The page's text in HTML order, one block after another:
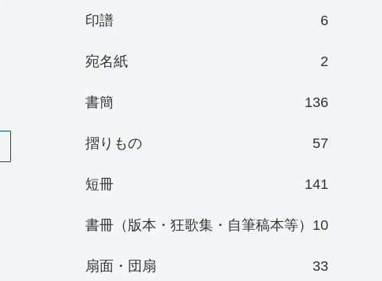
印譜 6
宛名紙 2
書簡 136
摺りもの 57
短冊 141
書冊（版本・狂歌集・自筆稿本等） 10
扇面・団扇 33